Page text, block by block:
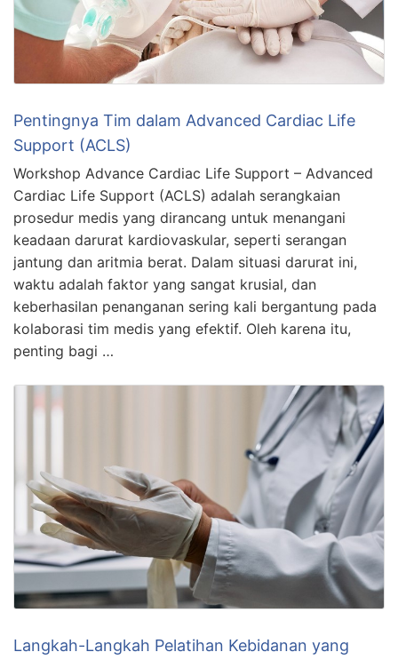
Pentingnya Tim dalam Advanced Cardiac Life
Support (ACLS)
Workshop Advance Cardiac Life Support – Advanced
Cardiac Life Support (ACLS) adalah serangkaian
prosedur medis yang dirancang untuk menangani
keadaan darurat kardiovaskular, seperti serangan
jantung dan aritmia berat. Dalam situasi darurat ini,
waktu adalah faktor yang sangat krusial, dan
keberhasilan penanganan sering kali bergantung pada
kolaborasi tim medis yang efektif. Oleh karena itu,
penting bagi …
Langkah-Langkah Pelatihan Kebidanan yang